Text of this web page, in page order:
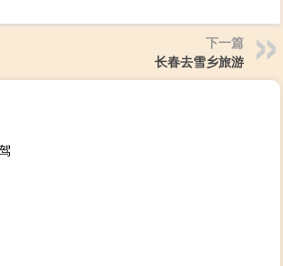
下一篇
长春去雪乡旅游